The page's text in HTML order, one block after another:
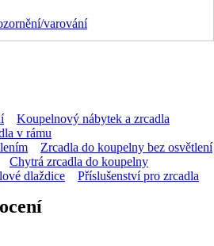
varování
Koupelnový nábytek a zrcadla
v rámu
Zrcadla do koupelny bez osvětlení
Chytrá zrcadla do koupelny
dlaždice Příslušenství pro zrcadla